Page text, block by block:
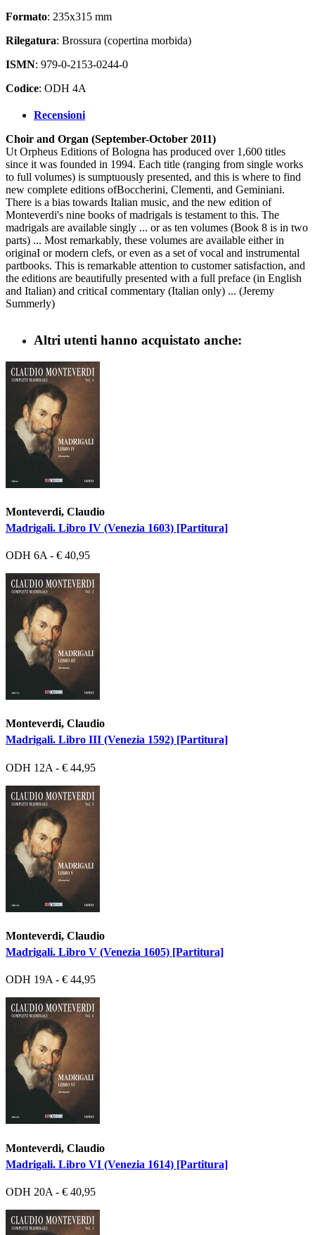
Formato: 235x315 mm
Rilegatura: Brossura (copertina morbida)
ISMN: 979-0-2153-0244-0
Codice: ODH 4A
Recensioni
Choir and Organ (September-October 2011)
Ut Orpheus Editions of Bologna has produced over 1,600 titles
since it was founded in 1994. Each title (ranging from single works
to full volumes) is sumptuously presented, and this is where to find
new complete editions ofBoccherini, Clementi, and Geminiani.
There is a bias towards Italian music, and the new edition of
Monteverdi's nine books of madrigals is testament to this. The
madrigals are available singly ... or as ten volumes (Book 8 is in two
parts) ... Most remarkably, these volumes are available either in
originaI or modern clefs, or even as a set of vocal and instrumental
partbooks. This is remarkable attention to customer satisfaction, and
the editions are beautifully presented with a full preface (in English
and Italian) and criticaI commentary (Italian only) ... (Jeremy
Summerly)
Altri utenti hanno acquistato anche:
Monteverdi, Claudio
Madrigali. Libro IV (Venezia 1603) [Partitura]
ODH 6A - € 40,95
Monteverdi, Claudio
Madrigali. Libro III (Venezia 1592) [Partitura]
ODH 12A - € 44,95
Monteverdi, Claudio
Madrigali. Libro V (Venezia 1605) [Partitura]
ODH 19A - € 44,95
Monteverdi, Claudio
Madrigali. Libro VI (Venezia 1614) [Partitura]
ODH 20A - € 40,95